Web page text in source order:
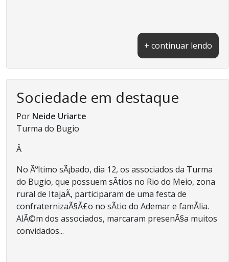
+ continuar lendo
Sociedade em destaque
Por Neide Uriarte
Turma do Bugio
Â
No Ãºltimo sÃ¡bado, dia 12, os associados da Turma
do Bugio, que possuem sÃ­tios no Rio do Meio, zona
rural de ItajaÃ­, participaram de uma festa de
confraternizaÃ§Ã£o no sÃ­tio do Ademar e famÃ­lia.
AlÃ©m dos associados, marcaram presenÃ§a muitos
convidados...